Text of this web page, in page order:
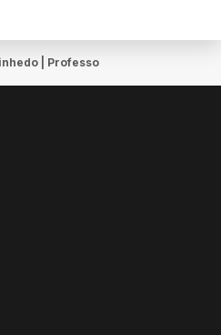
| Professores No Limite